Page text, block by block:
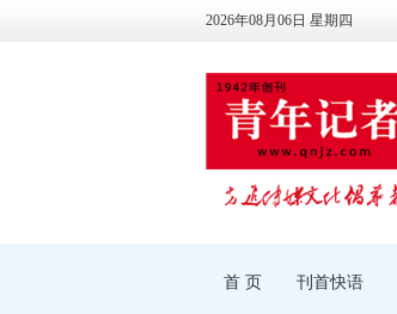
2026年08月06日 星期四
首 页 刊首快语